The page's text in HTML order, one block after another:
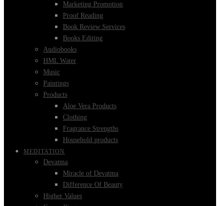
Marketing Promotion
Proof Reading
Book Review Services
Books Editing
Audiobooks
HML Water
Music
Paintings
Products
Aloe Vera Products
Clothing
Fragrance Strengths
Household products
MEDITATION
Devatma
Miracle of Devatma
Difference Of Beauty
Higher Values